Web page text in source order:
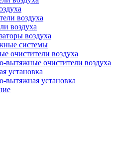
воздуха
воздуха
воздуха
системы
очистители воздуха
вытяжные очистители воздуха
установка
вытяжная установка